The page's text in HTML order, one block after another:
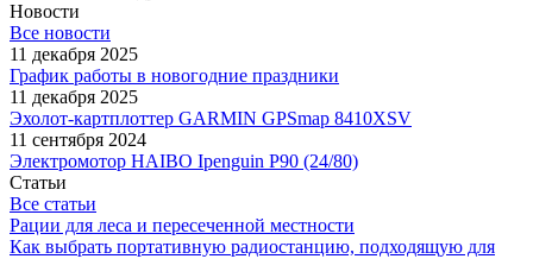
Новости
Все новости
11 декабря 2025
График работы в новогодние праздники
11 декабря 2025
Эхолот-картплоттер GARMIN GPSmap 8410XSV
11 сентября 2024
Электромотор HAIBO Ipenguin P90 (24/80)
Статьи
Все статьи
Рации для леса и пересеченной местности
Как выбрать портативную радиостанцию, подходящую для